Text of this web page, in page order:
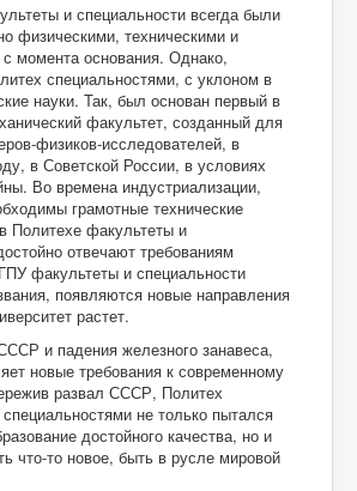
и специальности всегда были
физическими, техническими и
момента основания. Однако,
специальностями, с уклоном в
науки. Так, был основан первый в
факультет, созданный для
физиков-исследователей, в
в Советской России, в условиях
Во времена индустриализации,
грамотные технические
Политехе факультеты и
отвечают требованиям
факультеты и специальности
появляются новые направления
растет.
и падения железного занавеса,
новые требования к современному
развал СССР, Политех
не только пытался
достойного качества, но и
что-то новое, быть в русле мировой